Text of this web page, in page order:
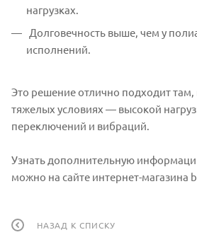
нагрузках.
Долговечность выше, чем у
исполнений.
Это решение отлично подходит там,
тяжелых условиях — высокой
переключений и вибраций.
Узнать дополнительную
можно на сайте интернет-магазина
НАЗАД К СПИСКУ